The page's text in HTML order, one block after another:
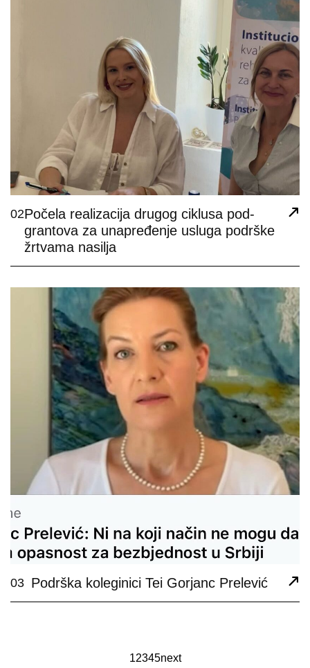
02Počela realizacija drugog ciklusa pod-
grantova za unapređenje usluga podrške
žrtvama nasilja
03 Podrška koleginici Tei Gorjanc Prelević
12345next